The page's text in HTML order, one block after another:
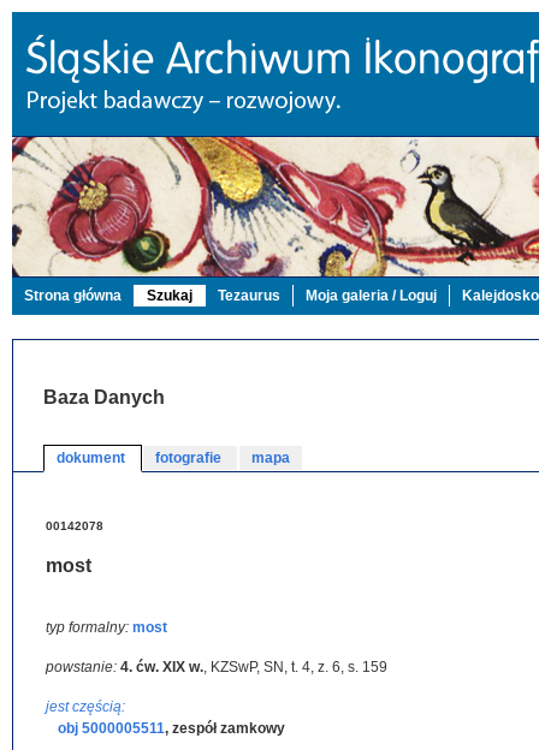
Strona główna Szukaj Tezaurus Moja galeria / Loguj
Baza Danych
dokument fotografie mapa
00142078
most
typ formalny: most
powstanie: 4. ćw. XIX w., KZSwP, SN, t. 4, z. 6, s. 159
jest częścią:
obj 5000005511, zespół zamkowy